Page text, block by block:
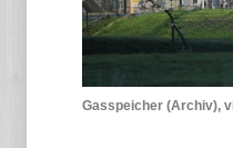
Gasspeicher (Archiv),